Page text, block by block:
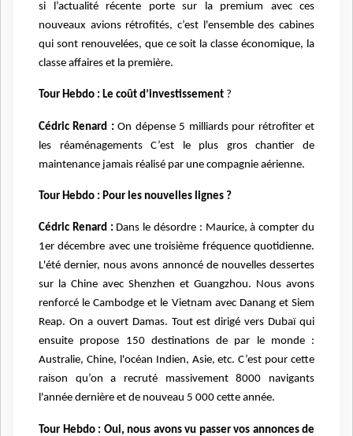
si l’actualité récente porte sur la premium avec ces
nouveaux avions rétrofités, c’est l'ensemble des cabines
qui sont renouvelées, que ce soit la classe économique, la
classe affaires et la première.
Tour Hebdo : Le coût d’investissement ?
Cédric Renard : On dépense 5 milliards pour rétrofiter et
les réaménagements C’est le plus gros chantier de
maintenance jamais réalisé par une compagnie aérienne.
Tour Hebdo : Pour les nouvelles lignes ?
Cédric Renard : Dans le désordre : Maurice, à compter du
1er décembre avec une troisième fréquence quotidienne.
L'été dernier, nous avons annoncé de nouvelles dessertes
sur la Chine avec Shenzhen et Guangzhou. Nous avons
renforcé le Cambodge et le Vietnam avec Danang et Siem
Reap. On a ouvert Damas. Tout est dirigé vers Dubaï qui
ensuite propose 150 destinations de par le monde :
Australie, Chine, l'océan Indien, Asie, etc. C’est pour cette
raison qu’on a recruté massivement 8000 navigants
l'année dernière et de nouveau 5 000 cette année.
Tour Hebdo : Oui, nous avons vu passer vos annonces de